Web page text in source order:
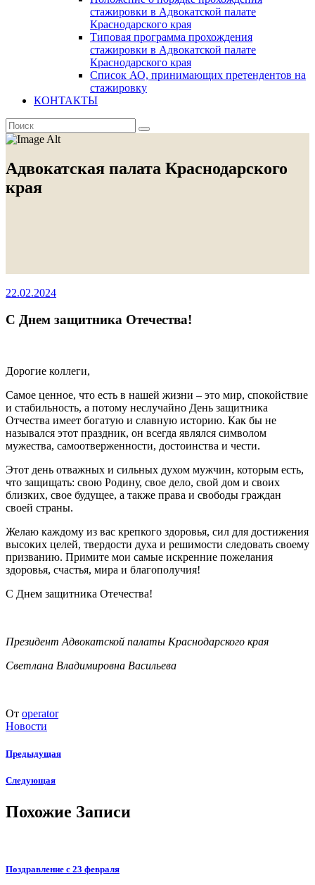
стажировки в Адвокатской палате
Краснодарского края
Типовая программа прохождения
стажировки в Адвокатской палате
Краснодарского края
Список АО, принимающих претендентов на
стажировку
КОНТАКТЫ
Адвокатская палата Краснодарского
края
22.02.2024
С Днем защитника Отечества!
Дорогие коллеги,
Самое ценное, что есть в нашей жизни – это мир, спокойствие
и стабильность, а потому неслучайно День защитника
Отчества имеет богатую и славную историю. Как бы не
назывался этот праздник, он всегда являлся символом
мужества, самоотверженности, достоинства и чести.
Этот день отважных и сильных духом мужчин, которым есть,
что защищать: свою Родину, свое дело, свой дом и своих
близких, свое будущее, а также права и свободы граждан
своей страны.
Желаю каждому из вас крепкого здоровья, сил для достижения
высоких целей, твердости духа и решимости следовать своему
призванию. Примите мои самые искренние пожелания
здоровья, счастья, мира и благополучия!
С Днем защитника Отечества!
Президент Адвокатской палаты Краснодарского края
Светлана Владимировна Васильева
От operator
Новости
Предыдущая
Следующая
Похожие Записи
Поздравление с 23 февраля